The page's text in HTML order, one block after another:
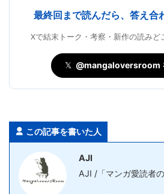
最終回まで読んだら、答え合
Xで結末トーク・考察・新作の読みど
𝕏 @mangaloversroom
この記事を書いた人
AJI
AJI /「マンガ愛読者